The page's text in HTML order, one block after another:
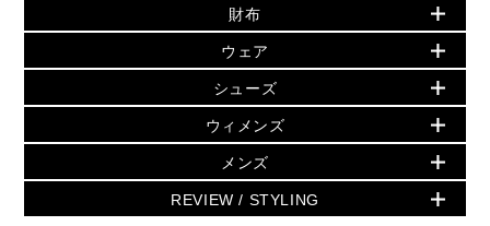
小物
シューズ・靴
ウェア
アクセサリー
時計
▶ メンズ
バッグ
追加アイテム
▶ ウィメンズすべて(ウェア・シューズ除く)
バッグ
財布・小物
ウェア
シューズ
時計・ジュエリー
▶ すべて
▶ ウィメンズすべて
財布・小物
アクセサリー
フレグランス
シューズ
人気の定番アイテム
日本限定 - バッグ
▶ ウィメンズすべて
トートバッグ
ショルダーバッグ
クロスボディ・斜め掛け
財布
日本限定 - 財布・小物
▶ ウィメンズすべて
GREENWICH
折り財布(二つ折り・三つ折り)
長財布
ウェア
▶ ウィメンズすべて
トップス
スカート・パンツ
ジャケット・アウター
シューズ
▶ ウィメンズすべて
サンダル
スニーカー
ウィメンズ
人気の定番アイテム
▶ ウィメンズすべて
メンズ
▶ メンズすべて
REVIEW / STYLING